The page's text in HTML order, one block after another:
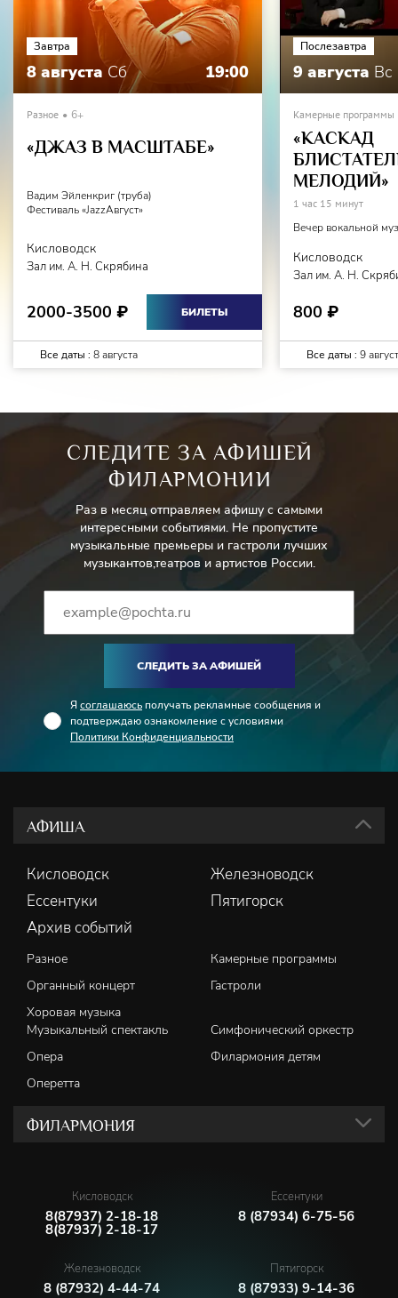
Завтра
8 августа Сб 19:00
Разное 6+
«ДЖАЗ В МАСШТАБЕ»
Вадим Эйленкриг (труба)
Фестиваль «JazzАвгуст»
Кисловодск
Зал им. А. Н. Скрябина
2000-3500 ₽ БИЛЕТЫ
Все даты : 8 августа
Послезавтра
9 августа Вс
Камерные программы
«КАСКАД
МЕЛОДИЙ»
1 час 15 минут
Вечер вокальной
Кисловодск
Зал им. А. Н.
800 ₽
Все даты : 9
СЛЕДИТЕ ЗА АФИШЕЙ
ФИЛАРМОНИИ
Раз в месяц отправляем афишу с самыми
интересными событиями. Не пропустите
музыкальные премьеры и гастроли лучших
музыкантов,театров и артистов России.
СЛЕДИТЬ ЗА АФИШЕЙ
Я соглашаюсь получать рекламные сообщения и
подтверждаю ознакомление с условиями
Политики Конфиденциальности
АФИША
Кисловодск
Железноводск
Ессентуки
Пятигорск
Архив событий
Разное
Камерные программы
Органный концерт
Гастроли
Хоровая музыка
Музыкальный спектакль
Симфонический оркестр
Опера
Филармония детям
Оперетта
ФИЛАРМОНИЯ
Кисловодск
8(87937) 2-18-18
8(87937) 2-18-17
Ессентуки
8 (87934) 6-75-56
Железноводск
8 (87932) 4-44-74
Пятигорск
8 (87933) 9-14-36